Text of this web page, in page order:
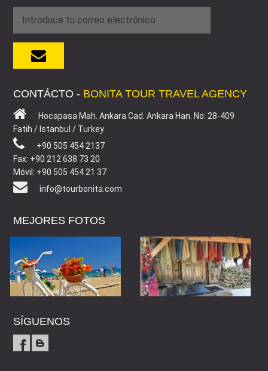
CONTÁCTO - BONITA TOUR TRAVEL AGENCY
Hocapasa Mah. Ankara Cad. Ankara Han. No: 28-409
Fatih / Istanbul / Turkey
+90 505 454 2137
Fax: +90 212 638 73 20
Móvil: +90 505 454 21 37
info@tourbonita.com
MEJORES FOTOS
SÍGUENOS